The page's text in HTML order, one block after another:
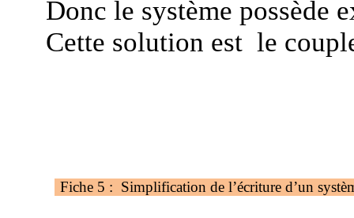
Donc le système possède
Cette solution est le
Fiche 5 : Simplification de l’écriture d’un